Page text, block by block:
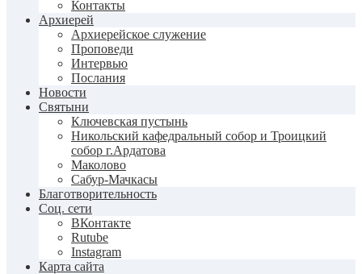
Контакты
Архиерей
Архиерейское служение
Проповеди
Интервью
Послания
Новости
Святыни
Ключевская пустынь
Никольский кафедральный собор и Троицкий
собор г.Ардатова
Маколово
Сабур-Мачкасы
Благотворительность
Соц. сети
ВКонтакте
Rutube
Instagram
Карта сайта